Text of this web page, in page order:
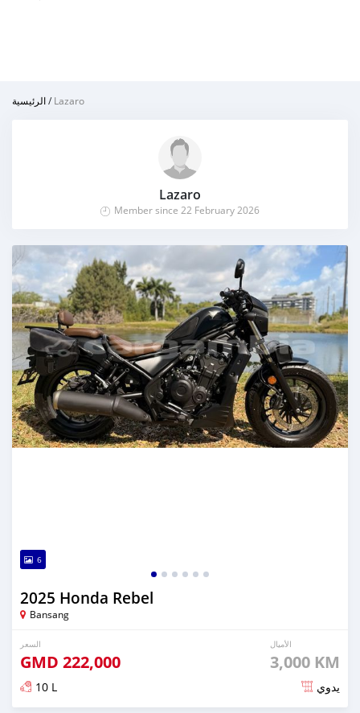
الرئيسية/Lazaro
Lazaro
Member since 22 February 2026
6
2025 Honda Rebel
Bansang
السعر
GMD 222,000
الأميال
3,000 KM
10 L يدوي